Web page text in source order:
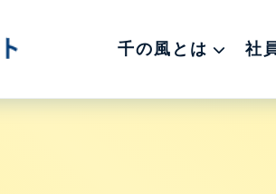
千の風とは 社